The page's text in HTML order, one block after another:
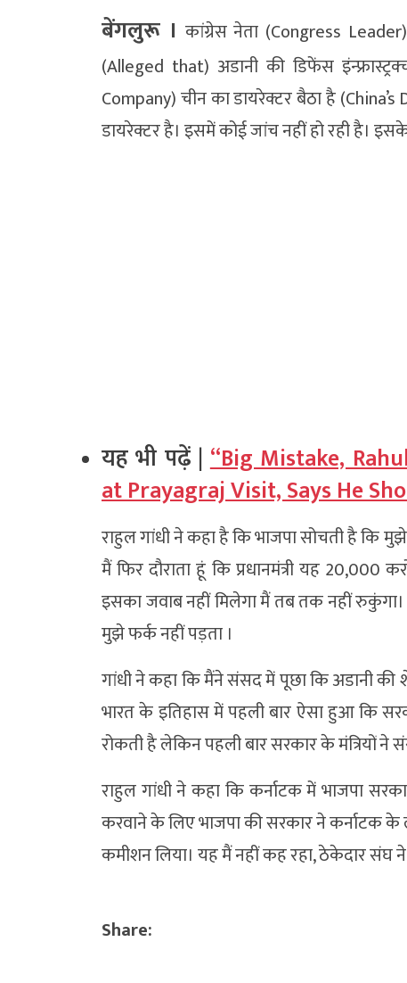
बेंगलुरू । कांग्रेस नेता (Congress
(Alleged that) अडानी की डिफेंस
Company) चीन का डायरेक्टर बैठा है
डायरेक्टर है। इसमें कोई जांच नहीं हो रही है।
यह भी पढ़ें |“Big Mistake,
at Prayagraj Visit, Says He
राहुल गांधी ने कहा है कि भाजपा सोचती है कि
मैं फिर दौराता हूं कि प्रधानमंत्री यह
इसका जवाब नहीं मिलेगा मैं तब तक नहीं
मुझे फर्क नहीं पड़ता ।
गांधी ने कहा कि मैंने संसद में पूछा कि अडानी
भारत के इतिहास में पहली बार ऐसा हुआ कि
रोकती है लेकिन पहली बार सरकार के मंत्रियों ने
राहुल गांधी ने कहा कि कर्नाटक में भाजपा
करवाने के लिए भाजपा की सरकार ने कर्नाटक के
कमीशन लिया। यह मैं नहीं कह रहा, ठेकेदार संघ
Share: